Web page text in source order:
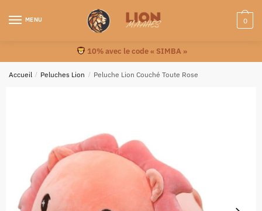
MENU 0
10% avec le code « SIMBA »
Accueil / Peluches Lion / Peluche Lion Couché Toute Rose